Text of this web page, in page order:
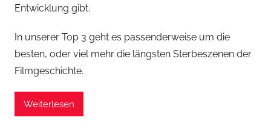
Entwicklung gibt.
In unserer Top 3 geht es passenderweise um die
besten, oder viel mehr die längsten Sterbeszenen der
Filmgeschichte.
Weiterlesen